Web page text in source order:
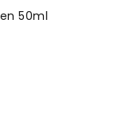
50ml